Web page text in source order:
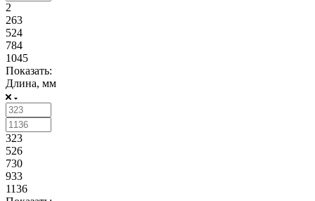
2
263
524
784
1045
Показать:
Длина, мм
323
526
730
933
1136